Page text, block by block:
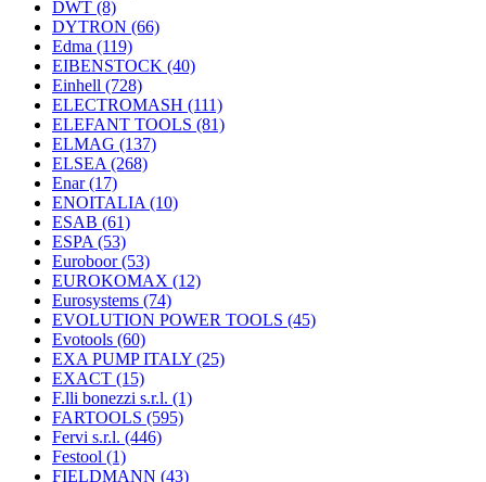
DWT (8)
DYTRON (66)
Edma (119)
EIBENSTOCK (40)
Einhell (728)
ELECTROMASH (111)
ELEFANT TOOLS (81)
ELMAG (137)
ELSEA (268)
Enar(17)
ENOITALIA (10)
ESAB (61)
ESPA (53)
Euroboor(53)
EUROKOMAX (12)
Eurosystems (74)
EVOLUTION POWER TOOLS (45)
Evotools (60)
EXA PUMP ITALY (25)
EXACT (15)
F.lli bonezzi s.r.l. (1)
FARTOOLS (595)
Fervi s.r.l. (446)
Festool (1)
FIELDMANN (43)